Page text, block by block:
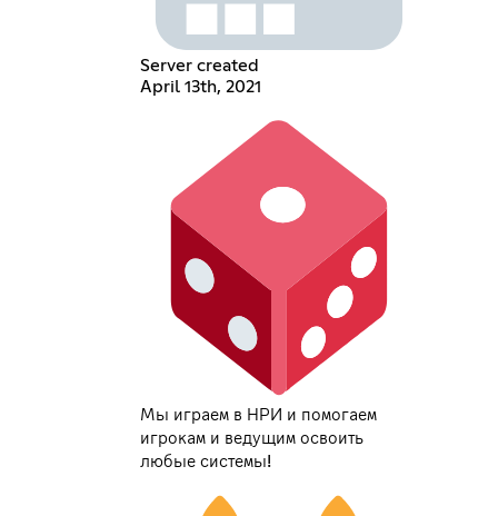
Server created
April 13th, 2021
Мы играем в НРИ и помогаем
игрокам и ведущим освоить
любые системы!